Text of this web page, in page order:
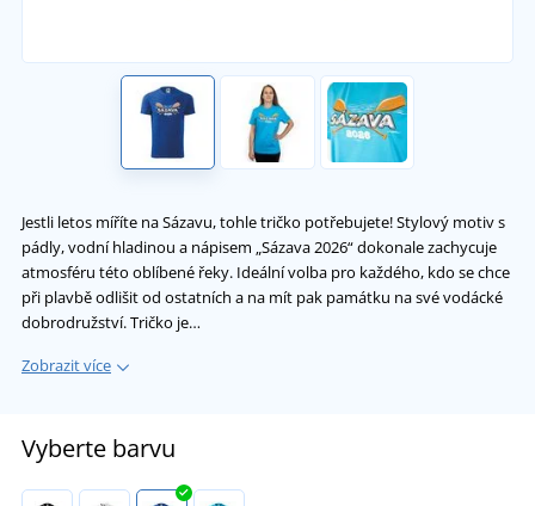
Jestli letos míříte na Sázavu, tohle tričko potřebujete! Stylový motiv s
pádly, vodní hladinou a nápisem „Sázava 2026“ dokonale zachycuje
atmosféru této oblíbené řeky. Ideální volba pro každého, kdo se chce
při plavbě odlišit od ostatních a na mít pak památku na své vodácké
dobrodružství. Tričko je…
Zobrazit více
Vyberte barvu